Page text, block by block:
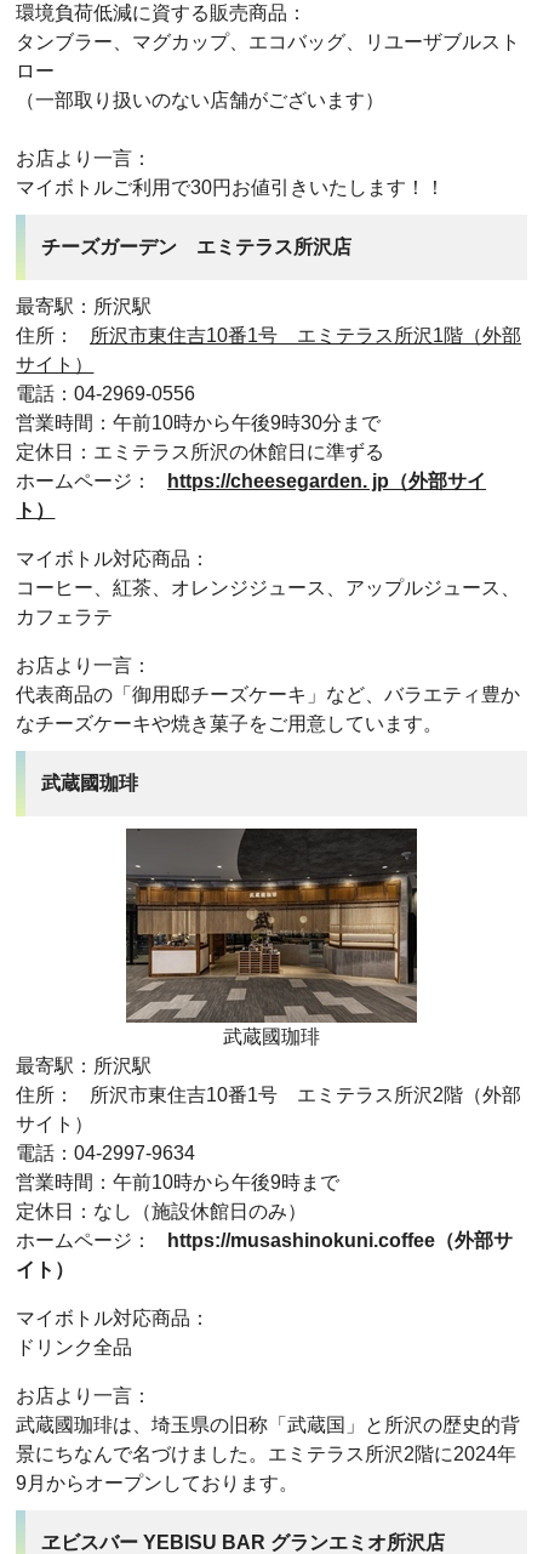
環境負荷低減に資する販売商品：
タンブラー、マグカップ、エコバッグ、リユーザブルスト
ロー
（一部取り扱いのない店舗がございます）
お店より一言：
マイボトルご利用で30円お値引きいたします！！
チーズガーデン エミテラス所沢店
最寄駅：所沢駅
住所：
所沢市東住吉10番1号 エミテラス所沢1階（外部
サイト）
電話：04-2969-0556
営業時間：午前10時から午後9時30分まで
定休日：エミテラス所沢の休館日に準ずる
ホームページ：
https://cheesegarden. jp（外部サイ
ト）
マイボトル対応商品：
コーヒー、紅茶、オレンジジュース、アップルジュース、
カフェラテ
お店より一言：
代表商品の「御用邸チーズケーキ」など、バラエティ豊か
なチーズケーキや焼き菓子をご用意しています。
武蔵國珈琲
武蔵國珈琲
最寄駅：所沢駅
住所：
所沢市東住吉10番1号 エミテラス所沢2階（外部
サイト）
電話：04-2997-9634
営業時間：午前10時から午後9時まで
定休日：なし（施設休館日のみ）
ホームページ：
https://musashinokuni.coffee（外部サ
イト）
マイボトル対応商品：
ドリンク全品
お店より一言：
武蔵國珈琲は、埼玉県の旧称「武蔵国」と所沢の歴史的背
景にちなんで名づけました。エミテラス所沢2階に2024年
9月からオープンしております。
ヱビスバー YEBISU BAR グランエミオ所沢店